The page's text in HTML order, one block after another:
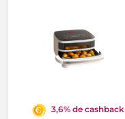
3,6% de cashback